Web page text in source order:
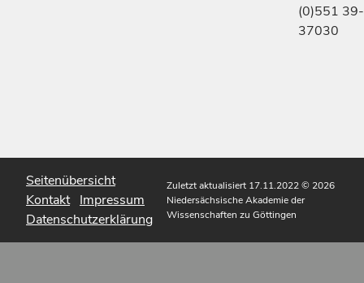
(0)551 39-
37030
Seitenübersicht
Kontakt Impressum
Datenschutzerklärung
Zuletzt aktualisiert 17.11.2022© 2026
Niedersächsische Akademie der
Wissenschaften zu Göttingen